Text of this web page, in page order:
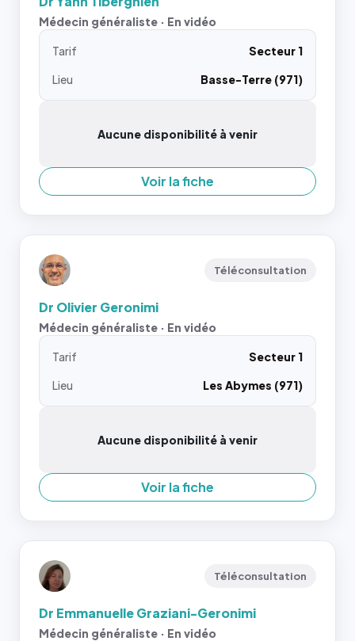
Médecin généraliste · En vidéo
Tarif
Secteur 1
Lieu
Basse-Terre (971)
Aucune disponibilité à venir
Voir la fiche
Téléconsultation
Dr Olivier Geronimi
Médecin généraliste · En vidéo
Tarif
Secteur 1
Lieu
Les Abymes (971)
Aucune disponibilité à venir
Voir la fiche
Téléconsultation
Dr Emmanuelle Graziani-Geronimi
Médecin généraliste · En vidéo